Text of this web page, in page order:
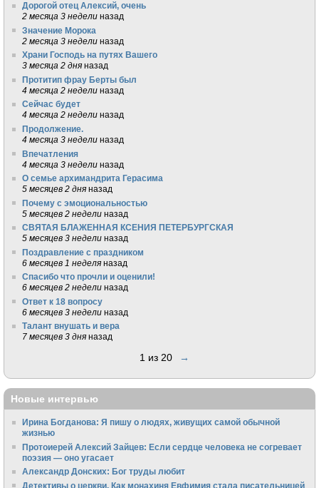
Дорогой отец Алексий, очень
2 месяца 3 недели назад
Значение Морока
2 месяца 3 недели назад
Храни Господь на путях Вашего
3 месяца 2 дня назад
Протитип фрау Берты был
4 месяца 2 недели назад
Сейчас будет
4 месяца 2 недели назад
Продолжение.
4 месяца 3 недели назад
Впечатления
4 месяца 3 недели назад
О семье архимандрита Герасима
5 месяцев 2 дня назад
Почему с эмоциональностью
5 месяцев 2 недели назад
СВЯТАЯ БЛАЖЕННАЯ КСЕНИЯ ПЕТЕРБУРГСКАЯ
5 месяцев 3 недели назад
Поздравление с праздником
6 месяцев 1 неделя назад
Спасибо что прочли и оценили!
6 месяцев 2 недели назад
Ответ к 18 вопросу
6 месяцев 3 недели назад
Талант внушать и вера
7 месяцев 3 дня назад
1 из 20 →
Новые интервью
Ирина Богданова: Я пишу о людях, живущих самой обычной
жизнью
Протоиерей Алексий Зайцев: Если сердце человека не согревает
поэзия — оно угасает
Александр Донских: Бог труды любит
Детективы о церкви. Как монахиня Евфимия стала писательницей